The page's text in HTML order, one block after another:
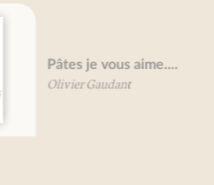
je vous aime....
Gaudant